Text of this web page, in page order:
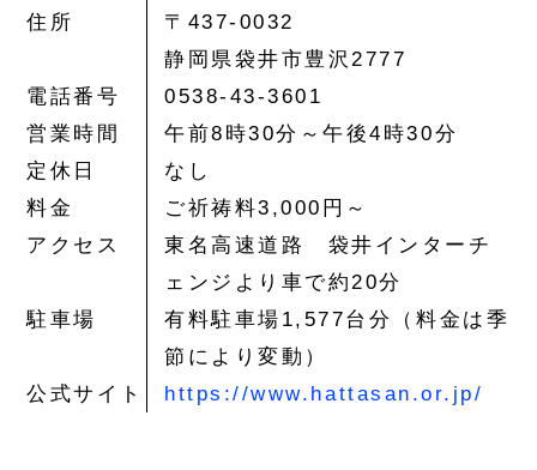
住所
〒437-0032
静岡県袋井市豊沢2777
電話番号
0538-43-3601
営業時間
午前8時30分～午後4時30分
定休日
なし
料金
ご祈祷料3,000円～
アクセス
東名高速道路 袋井インターチ
ェンジより車で約20分
駐車場
有料駐車場1,577台分（料金は季
節により変動）
公式サイト
https://www.hattasan.or.jp/